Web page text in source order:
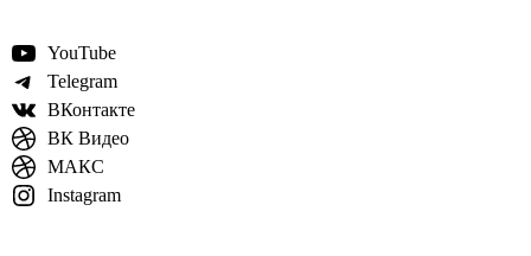
YouTube
Telegram
ВКонтакте
ВК Видео
МАКС
Instagram